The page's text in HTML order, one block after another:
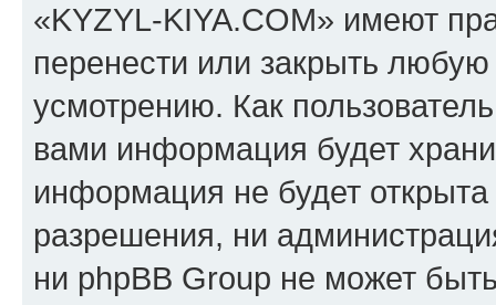
«KYZYL-KIYA.COM» имеют
перенести или закрыть
усмотрению. Как
вами информация будет
информация не будет
разрешения, ни
ни phpBB Group не может